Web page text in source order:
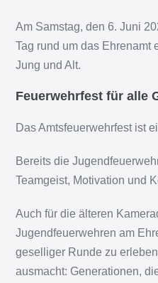
Am Samstag, den 6. Juni
Tag rund um das Ehrenamt
Jung und Alt.
Feuerwehrfest für alle
Das Amtsfeuerwehrfest ist
Bereits die
Teamgeist, Motivation und
Auch für die älteren
Jugendfeuerwehren am
geselliger Runde zu
ausmacht: Generationen,